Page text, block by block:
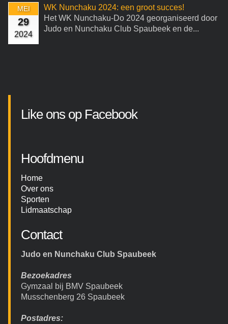
MEI
29
2024
WK Nunchaku 2024: een groot succes!
Het WK Nunchaku-Do 2024 georganiseerd door
Judo en Nunchaku Club Spaubeek en de...
Like ons op Facebook
Hoofdmenu
Home
Over ons
Sporten
Lidmaatschap
Contact
Judo en Nunchaku Club Spaubeek
Bezoekadres
Gymzaal bij BMV Spaubeek
Musschenberg 26 Spaubeek
Postadres: